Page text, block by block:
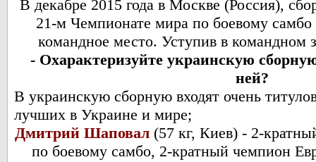
В декабре 2015 года в Москве (Россия),
21-м Чемпионате мира по боевому самбо
командное место. Уступив в командном
- Охарактеризуйте украинскую
ней?
В украинскую сборную входят очень
лучших в Украине и мире;
Дмитрий Шаповал (57 кг, Киев) - 2-
по боевому самбо, 2-кратный чемпион